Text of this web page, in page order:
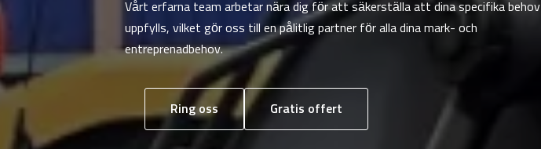
Vårt erfarna team arbetar nära dig för att säkerställa att dina specifika behov
uppfylls, vilket gör oss till en pålitlig partner för alla dina mark- och
entreprenadbehov.
Ring oss Gratis offert